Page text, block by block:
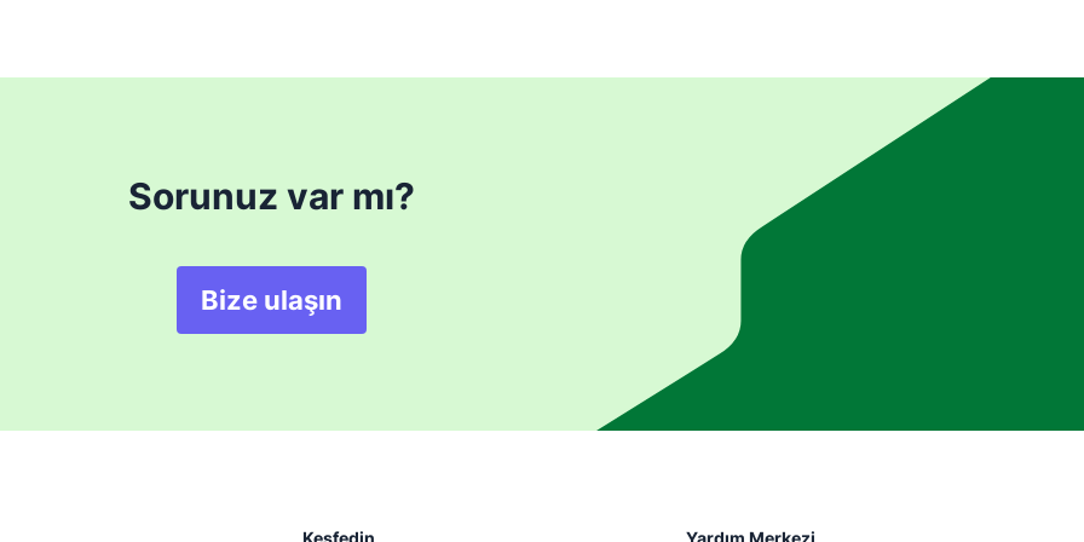
Sorunuz var mı?
Bize ulaşın
Keşfedin Yardım Merkezi